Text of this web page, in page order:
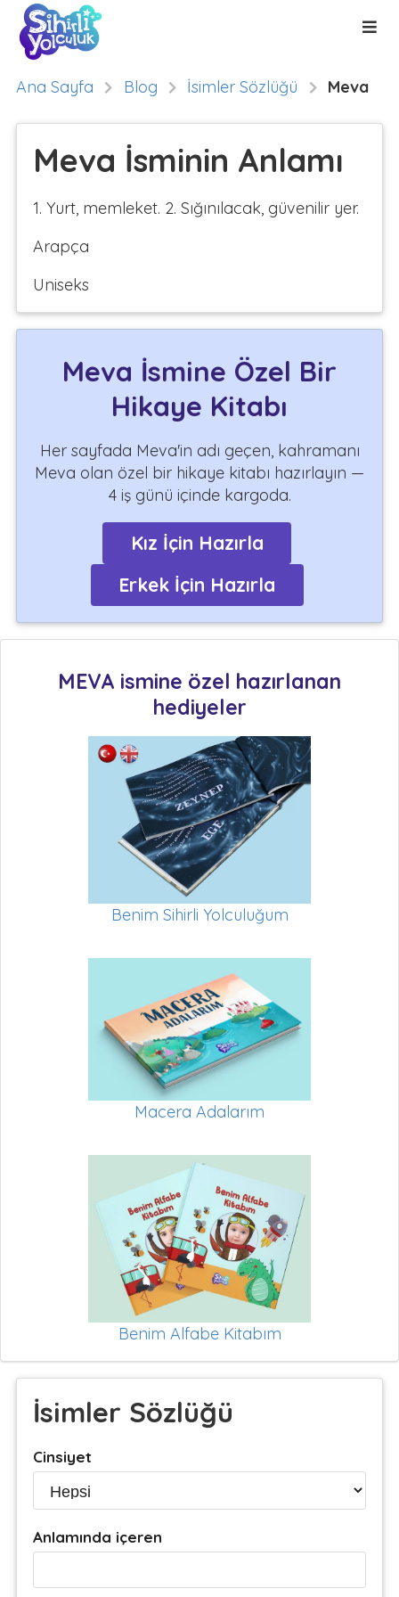
Ana Sayfa Blog İsimler Sözlüğü Meva
Meva İsminin Anlamı
1. Yurt, memleket. 2. Sığınılacak, güvenilir yer.
Arapça
Uniseks
Meva İsmine Özel Bir
Hikaye Kitabı
Her sayfada Meva'in adı geçen, kahramanı
Meva olan özel bir hikaye kitabı hazırlayın —
4 iş günü içinde kargoda.
Kız İçin Hazırla
Erkek İçin Hazırla
MEVA ismine özel hazırlanan
hediyeler
Benim Sihirli Yolculuğum
Macera Adalarım
Benim Alfabe Kitabım
İsimler Sözlüğü
Cinsiyet
Anlamında içeren